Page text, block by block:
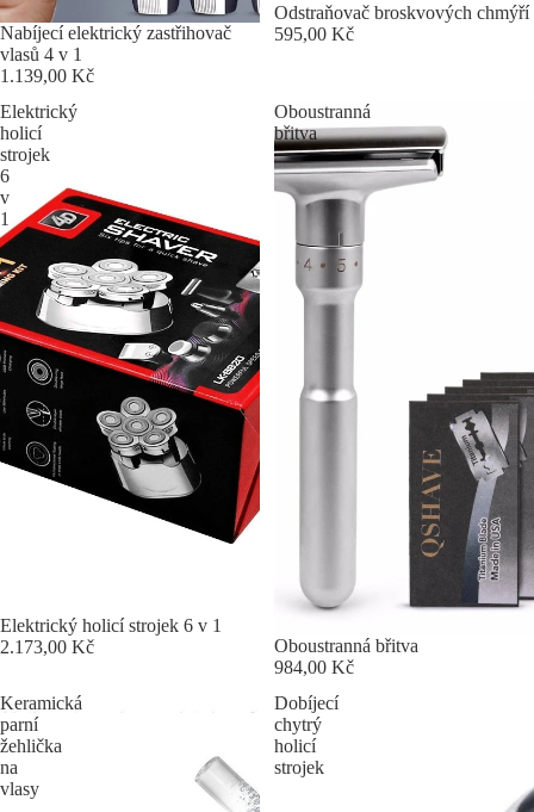
Nabíjecí elektrický zastřihovač
vlasů 4 v 1
1.139,00 Kč
Odstraňovač broskvových chmýří
595,00 Kč
Elektrický
holicí
strojek
6
v
1
Elektrický holicí strojek 6 v 1
2.173,00 Kč
Oboustranná
břitva
Oboustranná břitva
984,00 Kč
Keramická
parní
žehlička
na
vlasy
Dobíjecí
chytrý
holicí
strojek